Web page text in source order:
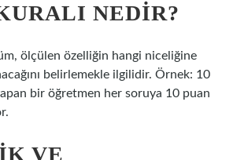
NEDIR?
ölçülen özelliğin hangi niceliğine
belirlemekle ilgilidir. Örnek: 10
bir öğretmen her soruya 10 puan
VE